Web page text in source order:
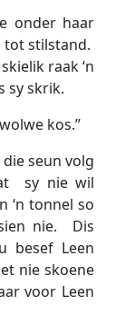
onder haar
tot stilstand.
raak ‘n
sy skrik.
kos.”
seun volg
sy nie wil
‘n tonnel so
nie. Dis
besef Leen
nie skoene
voor Leen